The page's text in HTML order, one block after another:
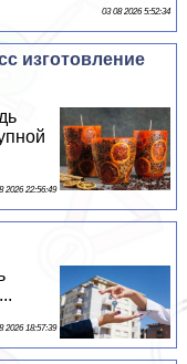
03 08 2026 5:52:34
изготовление
2026 22:56:49
2026 18:57:39